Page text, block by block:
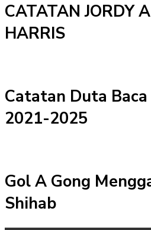
CATATAN JORDY
HARRIS
Catatan Duta Baca
2021-2025
Gol A Gong
Shihab